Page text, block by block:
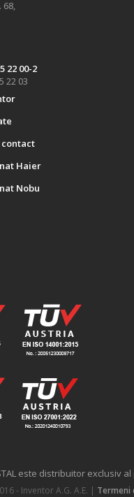
68,
22 00-2
22 03
Haier
Nobu
este distribuitor exclusiv
- Inventor A.G. Α.Ε. | Termeni